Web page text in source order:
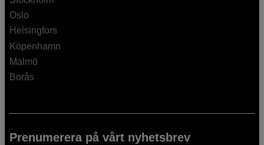
Oslo
Helsingfors
Köpenhamn
Malmö
Borås
Prenumerera på vårt nyhetsbrev